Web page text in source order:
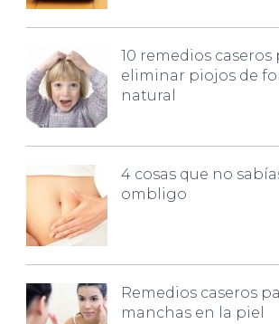
10 remedios caseros
eliminar piojos de
natural
4 cosas que no
ombligo
Remedios caseros
manchas en la piel